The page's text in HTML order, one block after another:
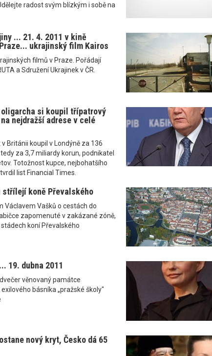
radost svým blízkým i sobě na
... 21. 4. 2011 v kině
ukrajinský film Kairos
filmů v Praze. Pořádají
a Sdružení Ukrajinek v ČR.
si koupil třípatrový
nejdražší adrese v celé
v Británii koupil v Londýně za 136
za 3,7 miliardy korun, podnikatel
Totožnost kupce, nejbohatšího
list Financial Times.
koně Převalského
Václavem Vašků o cestách do
zapomenuté v zakázané zóně,
koní Převalského
19. dubna 2011
věnovaný památce
básníka „pražské školy"
nový kryt, Česko dá 65